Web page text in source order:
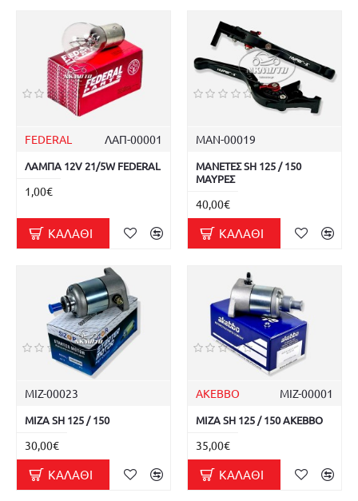
FEDERAL ΛΑΠ-00001
ΛΑΜΠΑ 12V 21/5W FEDERAL
1,00€
ΚΑΛΆΘΙ
ΜΑΝ-00019
ΜΑΝΕΤΕΣ SH 125 / 150
ΜΑΥΡΕΣ
40,00€
ΚΑΛΆΘΙ
ΜΙΖ-00023
ΜΙΖΑ SH 125 / 150
30,00€
ΚΑΛΆΘΙ
AKEBBO ΜΙΖ-00001
ΜΙΖΑ SH 125 / 150 AKEBBO
35,00€
ΚΑΛΆΘΙ